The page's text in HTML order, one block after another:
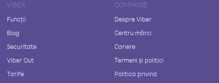
VIBER
Funcții
Blog
Securitate
Viber Out
Tarife
COMPANIE
Despre Viber
Centru mărci
Cariere
Termeni și politici
Politica privind